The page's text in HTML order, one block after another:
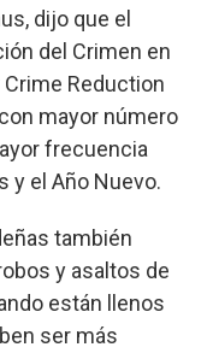
dijo que el
del Crimen en
Crime Reduction
mayor número
frecuencia
y el Año Nuevo.
también
y asaltos de
están llenos
ser más